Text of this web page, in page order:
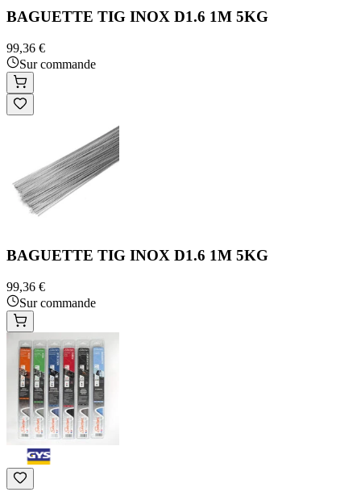
BAGUETTE TIG INOX D1.6 1M 5KG
99,36 €
Sur commande
BAGUETTE TIG INOX D1.6 1M 5KG
99,36 €
Sur commande